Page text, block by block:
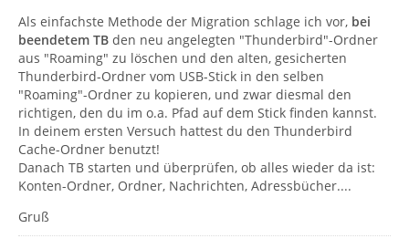
Als einfachste Methode der Migration schlage ich vor, bei
beendetem TB den neu angelegten "Thunderbird"-Ordner
aus "Roaming" zu löschen und den alten, gesicherten
Thunderbird-Ordner vom USB-Stick in den selben
"Roaming"-Ordner zu kopieren, und zwar diesmal den
richtigen, den du im o.a. Pfad auf dem Stick finden kannst.
In deinem ersten Versuch hattest du den Thunderbird
Cache-Ordner benutzt!
Danach TB starten und überprüfen, ob alles wieder da ist:
Konten-Ordner, Ordner, Nachrichten, Adressbücher....
Gruß